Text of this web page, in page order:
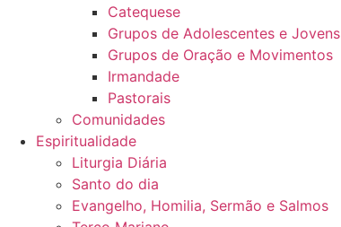
Catequese
Grupos de Adolescentes e Jovens
Grupos de Oração e Movimentos
Irmandade
Pastorais
Comunidades
Espiritualidade
Liturgia Diária
Santo do dia
Evangelho, Homilia, Sermão e Salmos